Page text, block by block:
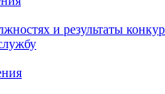
и результаты